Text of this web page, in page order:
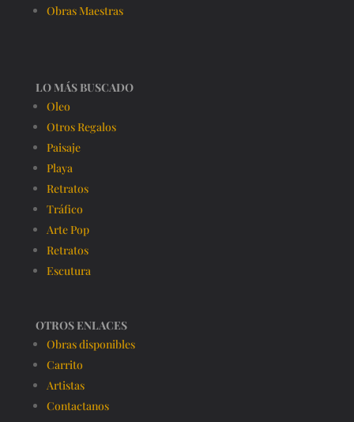
Obras Maestras
LO MÁS BUSCADO
Oleo
Otros Regalos
Paisaje
Playa
Retratos
Tráfico
Arte Pop
Retratos
Escutura
OTROS ENLACES
Obras disponibles
Carrito
Artistas
Contactanos